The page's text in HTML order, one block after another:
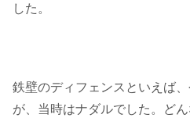
した。
鉄壁のディフェンスといえば
が、当時はナダルでした。ど